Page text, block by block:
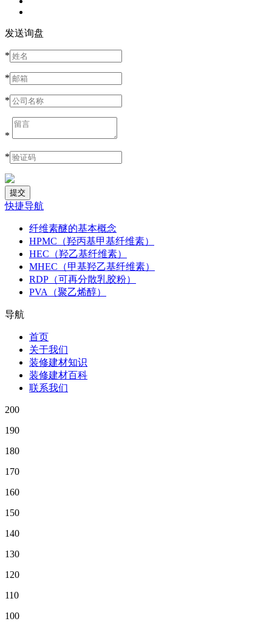
发送询盘
*
*
*
*
*
快捷导航
纤维素醚的基本概念
HPMC（羟丙基甲基纤维素）
HEC（羟乙基纤维素）
MHEC（甲基羟乙基纤维素）
RDP（可再分散乳胶粉）
PVA（聚乙烯醇）
导航
首页
关于我们
装修建材知识
装修建材百科
联系我们
200
190
180
170
160
150
140
130
120
110
100